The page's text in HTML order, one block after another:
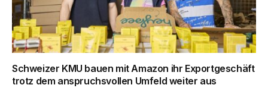
Schweizer KMU bauen mit Amazon ihr Exportgeschäft
trotz dem anspruchsvollen Umfeld weiter aus